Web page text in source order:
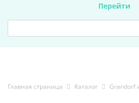
Перейти
Главная страница Каталог Grandorf